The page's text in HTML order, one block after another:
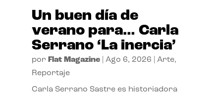
Un buen día de
verano para… Carla
Serrano ‘La inercia’
por Flat Magazine| Ago 6, 2026 Arte,
Reportaje
Carla Serrano Sastre es historiadora